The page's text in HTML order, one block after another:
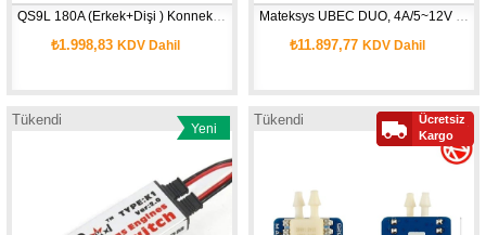
QS9L 180A (Erkek+Dişi ) Konnektör Çifti
₺1.998,83 KDV Dahil
Mateksys UBEC DUO, 4A/5~12V & 4A/5V
₺11.897,77 KDV Dahil
Tükendi
Yeni
Tükendi
Ücretsiz
Kargo